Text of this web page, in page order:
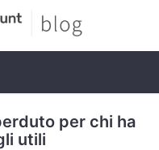
per chi ha
utili